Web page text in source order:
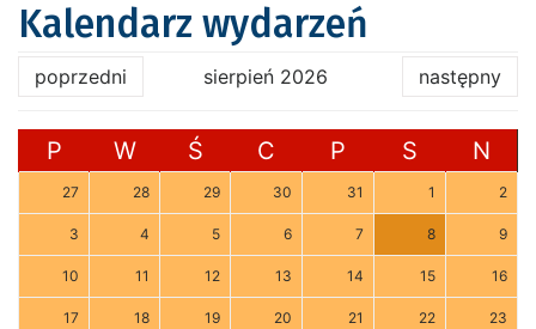
Kalendarz wydarzeń
poprzedni sierpień 2026 następny
P W Ś C P S N
27 28 29 30 31 1 2
3 4 5 6 7 8 9
10 11 12 13 14 15 16
17 18 19 20 21 22 23